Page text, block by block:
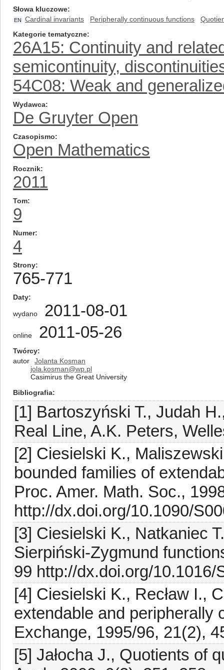
Słowa kluczowe
EN Cardinal invariants Peripherally continuous functions
Kategorie tematyczne
26A15: Continuity and
semicontinuity,
54C08: Weak and
Wydawca
De Gruyter Open
Czasopismo
Open Mathematics
Rocznik
2011
Tom
9
Numer
4
Strony
765-771
Daty
wydano 2011-08-01
online 2011-05-26
Twórcy
autor
Jolanta Kosman
jola.kosman@wp.pl
Casimirus the Great University
Bibliografia
[1] Bartoszyński T., Judah
Real Line, A.K. Peters,
[2] Ciesielski K.,
bounded families of
Proc. Amer. Math. Soc.,
http://dx.doi.org/10.1090/
[3] Ciesielski K., Natkaniec
Sierpiński-Zygmund
99 http://dx.doi.org/10.1016/
[4] Ciesielski K., Recław I.,
extendable and peripherally
Exchange, 1995/96, 21(2),
[5] Jałocha J., Quotients of